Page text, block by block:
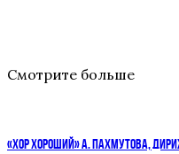
Смотрите больше
«ХОР ХОРОШИЙ» А. ПАХМУТОВА,